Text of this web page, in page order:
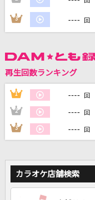
尾崎豊
カラオケ
DAMに
カラオ
3 ---- 回
再生回数ランキング
1 ---- 回
2 ---- 回
3 ---- 回
カラオケ店舗検索